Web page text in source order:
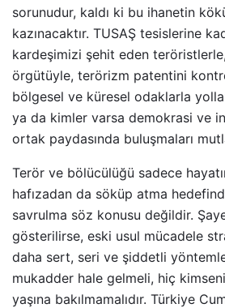
sorunudur, kaldı ki bu ihanetin
kazınacaktır. TUSAŞ tesislerine
kardeşimizi şehit eden
örgütüyle, terörizm patentini
bölgesel ve küresel odaklarla
ya da kimler varsa demokrasi ve
ortak paydasında buluşmaları
Terör ve bölücülüğü sadece
hafızadan da söküp atma
savrulma söz konusu değildir.
gösterilirse, eski usul mücadele
daha sert, seri ve şiddetli
mukadder hale gelmeli, hiç
yaşına bakılmamalıdır. Türkiye